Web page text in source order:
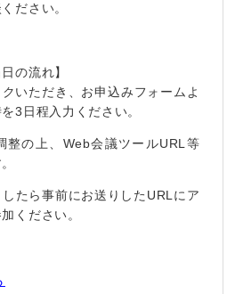
ださい。
の流れ】
いただき、お申込みフォームよ
3日程入力ください。
の上、Web会議ツールURL等
たら事前にお送りしたURLにア
ください。